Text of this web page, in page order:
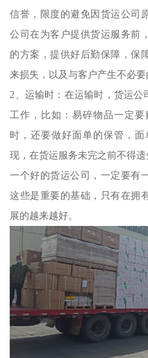
信誉，限度的避免因货运公司
公司在为客户提供货运服务前
的方案，提供好后勤保障，保
来损失，以及与客户产生不必要
2、运输时：在运输时，货运
工作，比如：易碎物品一定
时，还要做好面单的保管，
现，在货运服务未完之前不得遗
一个好的货运公司，一定要有
这些是重要的基础，只有在拥
展的越来越好。